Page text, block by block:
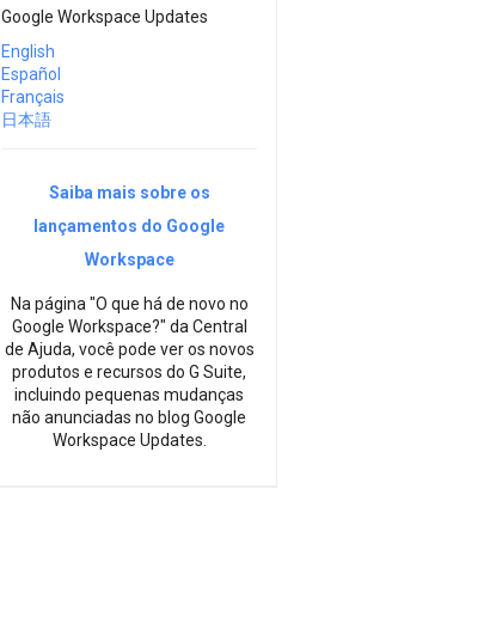
Google Workspace Updates
English
Español
Français
日本語
Saiba mais sobre os
lançamentos do Google
Workspace
Na página "O que há de novo no
Google Workspace?" da Central
de Ajuda, você pode ver os novos
produtos e recursos do G Suite,
incluindo pequenas mudanças
não anunciadas no blog Google
Workspace Updates.